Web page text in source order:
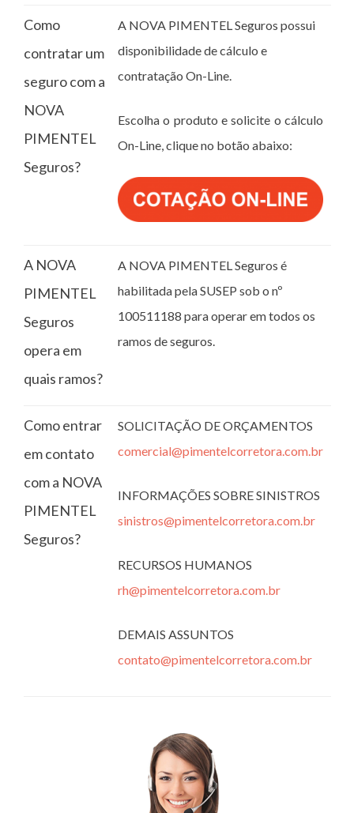
Como
contratar um
seguro com a
NOVA
PIMENTEL
Seguros?
A NOVA PIMENTEL Seguros possui
disponibilidade de cálculo e
contratação On-Line.
Escolha o produto e solicite o cálculo
On-Line, clique no botão abaixo:
A NOVA
PIMENTEL
Seguros
opera em
quais ramos?
A NOVA PIMENTEL Seguros é
habilitada pela SUSEP sob o nº
100511188 para operar em todos os
ramos de seguros.
Como entrar
em contato
com a NOVA
PIMENTEL
Seguros?
SOLICITAÇÃO DE ORÇAMENTOS
comercial@pimentelcorretora.com.br
INFORMAÇÕES SOBRE SINISTROS
sinistros@pimentelcorretora.com.br
RECURSOS HUMANOS
rh@pimentelcorretora.com.br
DEMAIS ASSUNTOS
contato@pimentelcorretora.com.br